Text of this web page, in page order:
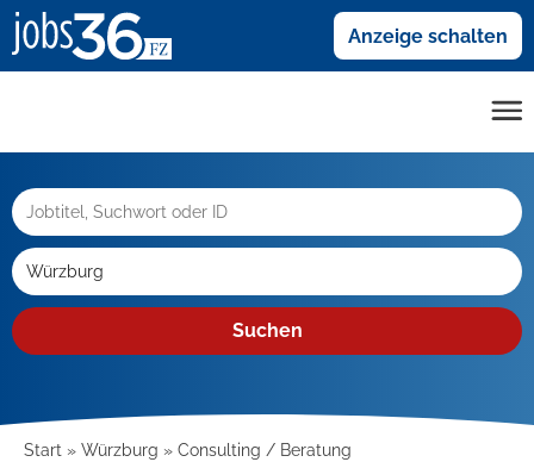
Anzeige schalten
Suchen
Start Würzburg Consulting / Beratung